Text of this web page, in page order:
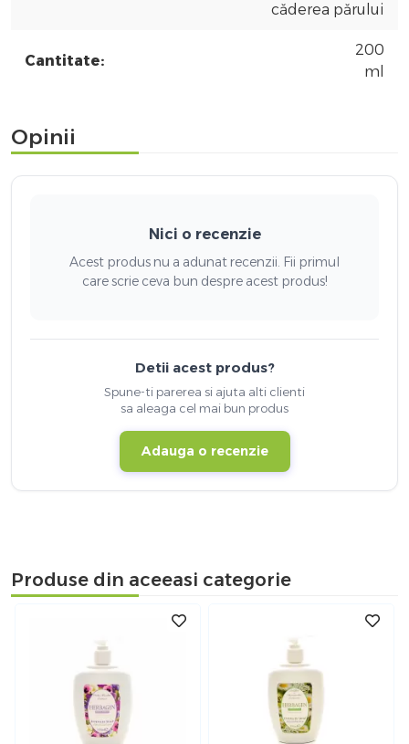
căderea părului
Cantitate:
200
ml
Opinii
Nici o recenzie
Acest produs nu a adunat recenzii. Fii primul
care scrie ceva bun despre acest produs!
Detii acest produs?
Spune-ti parerea si ajuta alti clienti
sa aleaga cel mai bun produs
Adauga o recenzie
Produse din aceeasi categorie